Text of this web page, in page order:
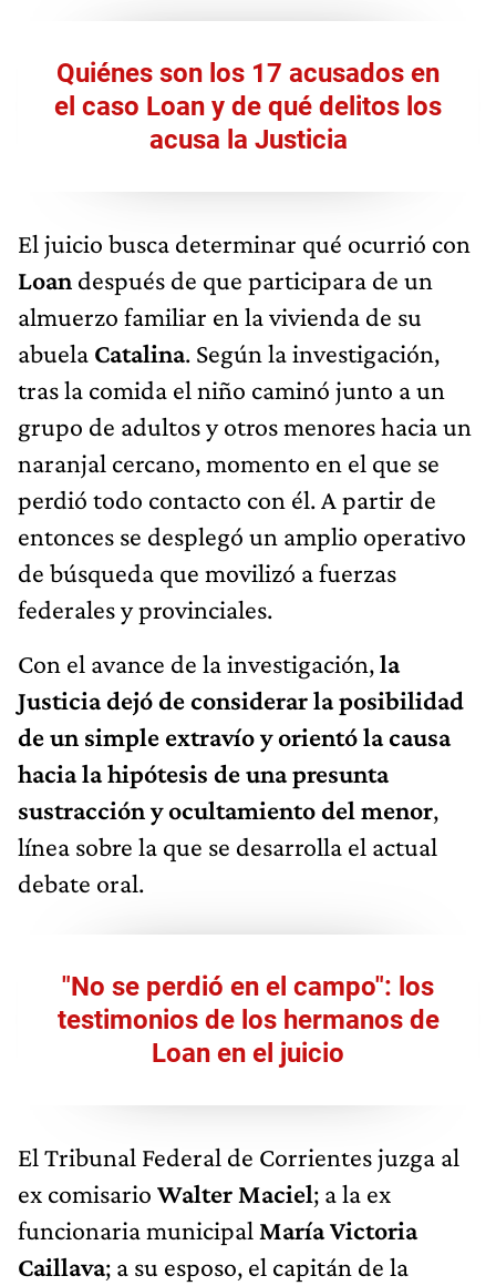
Quiénes son los 17 acusados en
el caso Loan y de qué delitos los
acusa la Justicia
El juicio busca determinar qué ocurrió con
Loan después de que participara de un
almuerzo familiar en la vivienda de su
abuela Catalina. Según la investigación,
tras la comida el niño caminó junto a un
grupo de adultos y otros menores hacia un
naranjal cercano, momento en el que se
perdió todo contacto con él. A partir de
entonces se desplegó un amplio operativo
de búsqueda que movilizó a fuerzas
federales y provinciales.
Con el avance de la investigación,la
Justicia dejó de considerar la posibilidad
de un simple extravío y orientó la causa
hacia la hipótesis de una presunta
sustracción y ocultamiento del menor,
línea sobre la que se desarrolla el actual
debate oral.
"No se perdió en el campo": los
testimonios de los hermanos de
Loan en el juicio
El Tribunal Federal de Corrientes juzga al
ex comisario Walter Maciel; a la ex
funcionaria municipal María Victoria
Caillava; a su esposo, el capitán de la